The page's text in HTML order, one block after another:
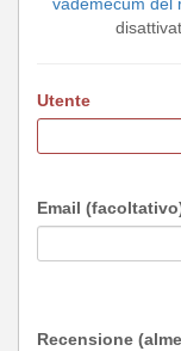
vademecum del
Utente
Email
Recensione